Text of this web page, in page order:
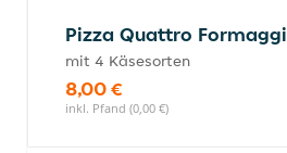
Pizza Quattro Formaggi
mit 4 Käsesorten
8,00 €
inkl. Pfand (0,00 €)